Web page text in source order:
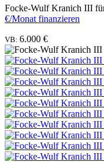
Focke-Wulf Kranich III
€/Monat finanzieren
VB: 6.000 €